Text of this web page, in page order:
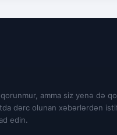
amma siz yenə də
dərc olunan xəbərlərdən
edin.